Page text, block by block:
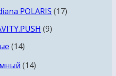
товаров
POLARIS 1717
99
1414
товаров
1414